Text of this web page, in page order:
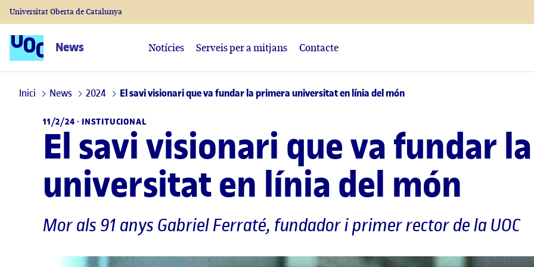
Universitat Oberta de Catalunya
News Notícies Serveis per a mitjans Contacte
Inici News 2024 El savi visionari que va fundar la primera universitat en línia del món
11/2/24 · INSTITUCIONAL
El savi visionari que va fundar
universitat en línia del món
Mor als 91 anys Gabriel Ferraté, fundador i primer rector de la UOC